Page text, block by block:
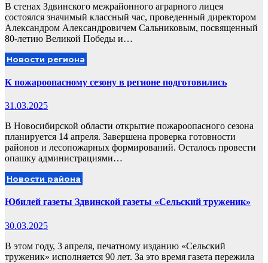
В стенах Здвинского межрайонного аграрного лицея
состоялся значимый классный час, проведенный директором
Александром Александровичем Сальниковым, посвященный
80-летию Великой Победы и…
Новости региона
К пожароопасному сезону в регионе подготовились
31.03.2025
В Новосибирской области открытие пожароопасного сезона
планируется 14 апреля. Завершена проверка готовности
районов и лесопожарных формирований. Осталось провести
опашку администрациями…
Новости района
Юбилей газеты Здвинской газеты «Сельский труженик»
30.03.2025
В этом году, 3 апреля, печатному изданию «Сельский
труженик» исполняется 90 лет. За это время газета пережила